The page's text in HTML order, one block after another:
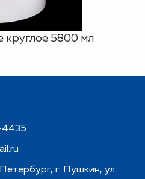
круглое 5800 мл
4435
г. Пушкин, ул.